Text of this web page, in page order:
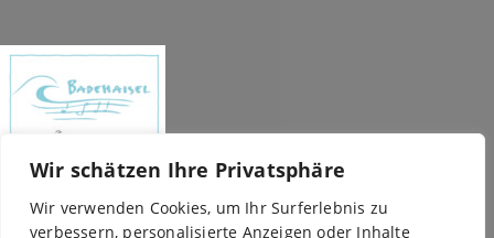
Wir schätzen Ihre Privatsphäre
Wir verwenden Cookies, um Ihr Surferlebnis zu
verbessern, personalisierte Anzeigen oder Inhalte